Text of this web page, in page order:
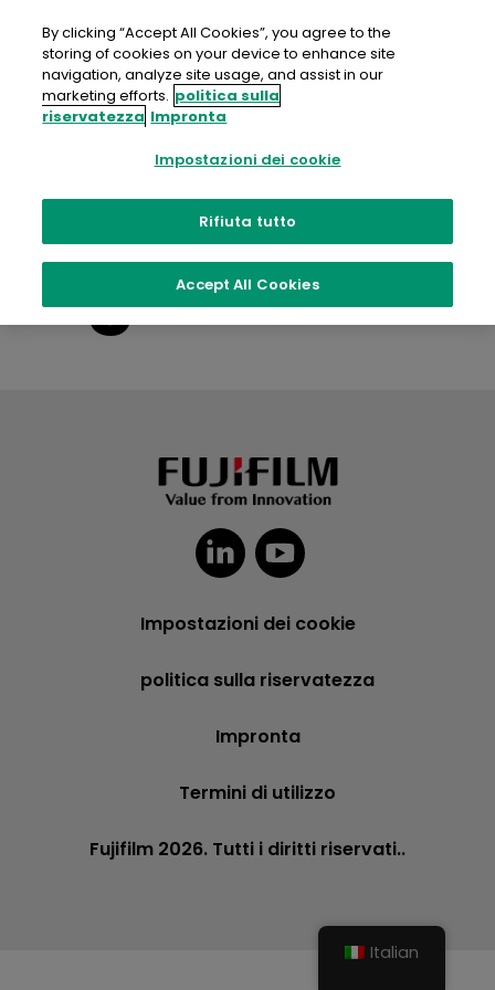
contenuto
Partner
Regions:Nord
Impostazioni dei cookie
politica sulla riservatezza
Impronta
Termini di utilizzo
Fujifilm 2026. Tutti i diritti riservati..
Italian
By clicking “Accept All Cookies”, you agree to the
storing of cookies on your device to enhance site
navigation, analyze site usage, and assist in our
marketing efforts. politica sulla
riservatezza Impronta
Impostazioni dei cookie
Rifiuta tutto
Accept All Cookies